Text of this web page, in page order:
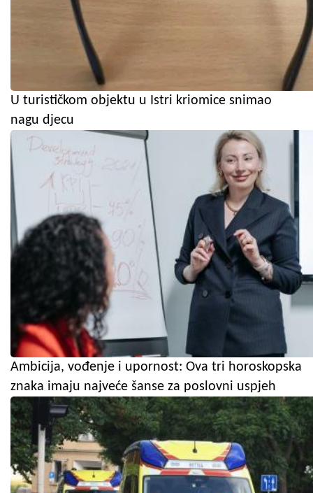
U turističkom objektu u Istri kriomice snimao
nagu djecu
Ambicija, vođenje i upornost: Ova tri horoskopska
znaka imaju najveće šanse za poslovni uspjeh